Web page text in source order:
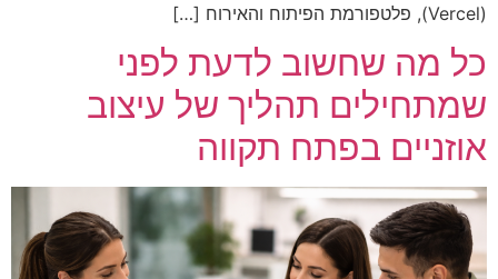
(Vercel), פלטפורמת הפיתוח והאירוח […]
כל מה שחשוב לדעת לפני
שמתחילים תהליך של עיצוב
אוזניים בפתח תקווה